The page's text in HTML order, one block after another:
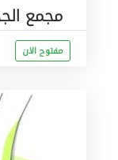
مجمع
مفتوح الان